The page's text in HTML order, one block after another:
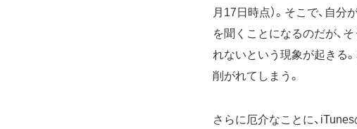
月17日時点）。そこで、自
を聞くことになるのだが、
れないという現象が起きる
削がれてしまう。
さらに厄介なことに、